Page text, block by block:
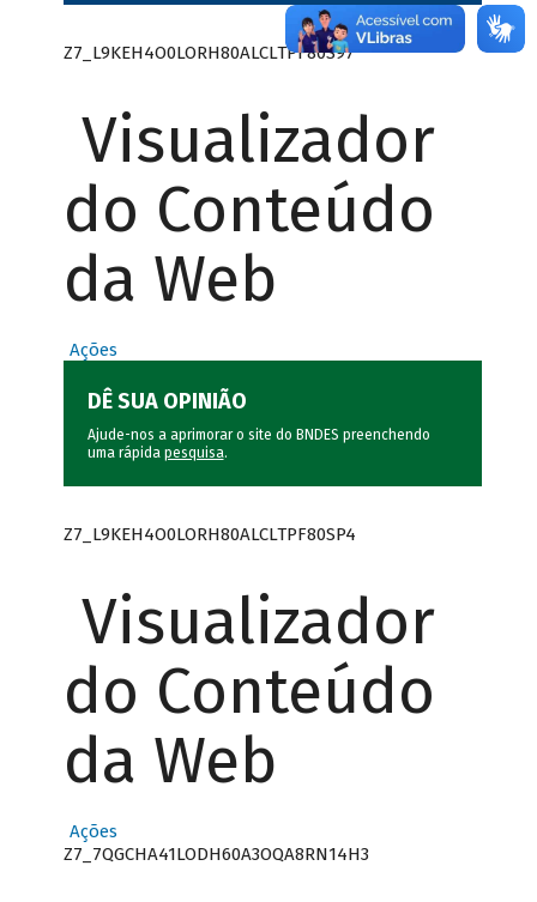
Z7_L9KEH4O0LORH80ALCLTPF80S97
Visualizador
do Conteúdo
da Web
Ações
DÊ SUA OPINIÃO
Ajude-nos a aprimorar o site do BNDES preenchendo
uma rápida pesquisa.
Z7_L9KEH4O0LORH80ALCLTPF80SP4
Visualizador
do Conteúdo
da Web
Ações
Z7_7QGCHA41LODH60A3OQA8RN14H3